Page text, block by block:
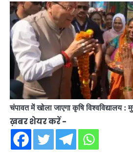
चंपावत में खोला जाएगा कृषि विश्वविद्यालय :
ख़बर शेयर करें -